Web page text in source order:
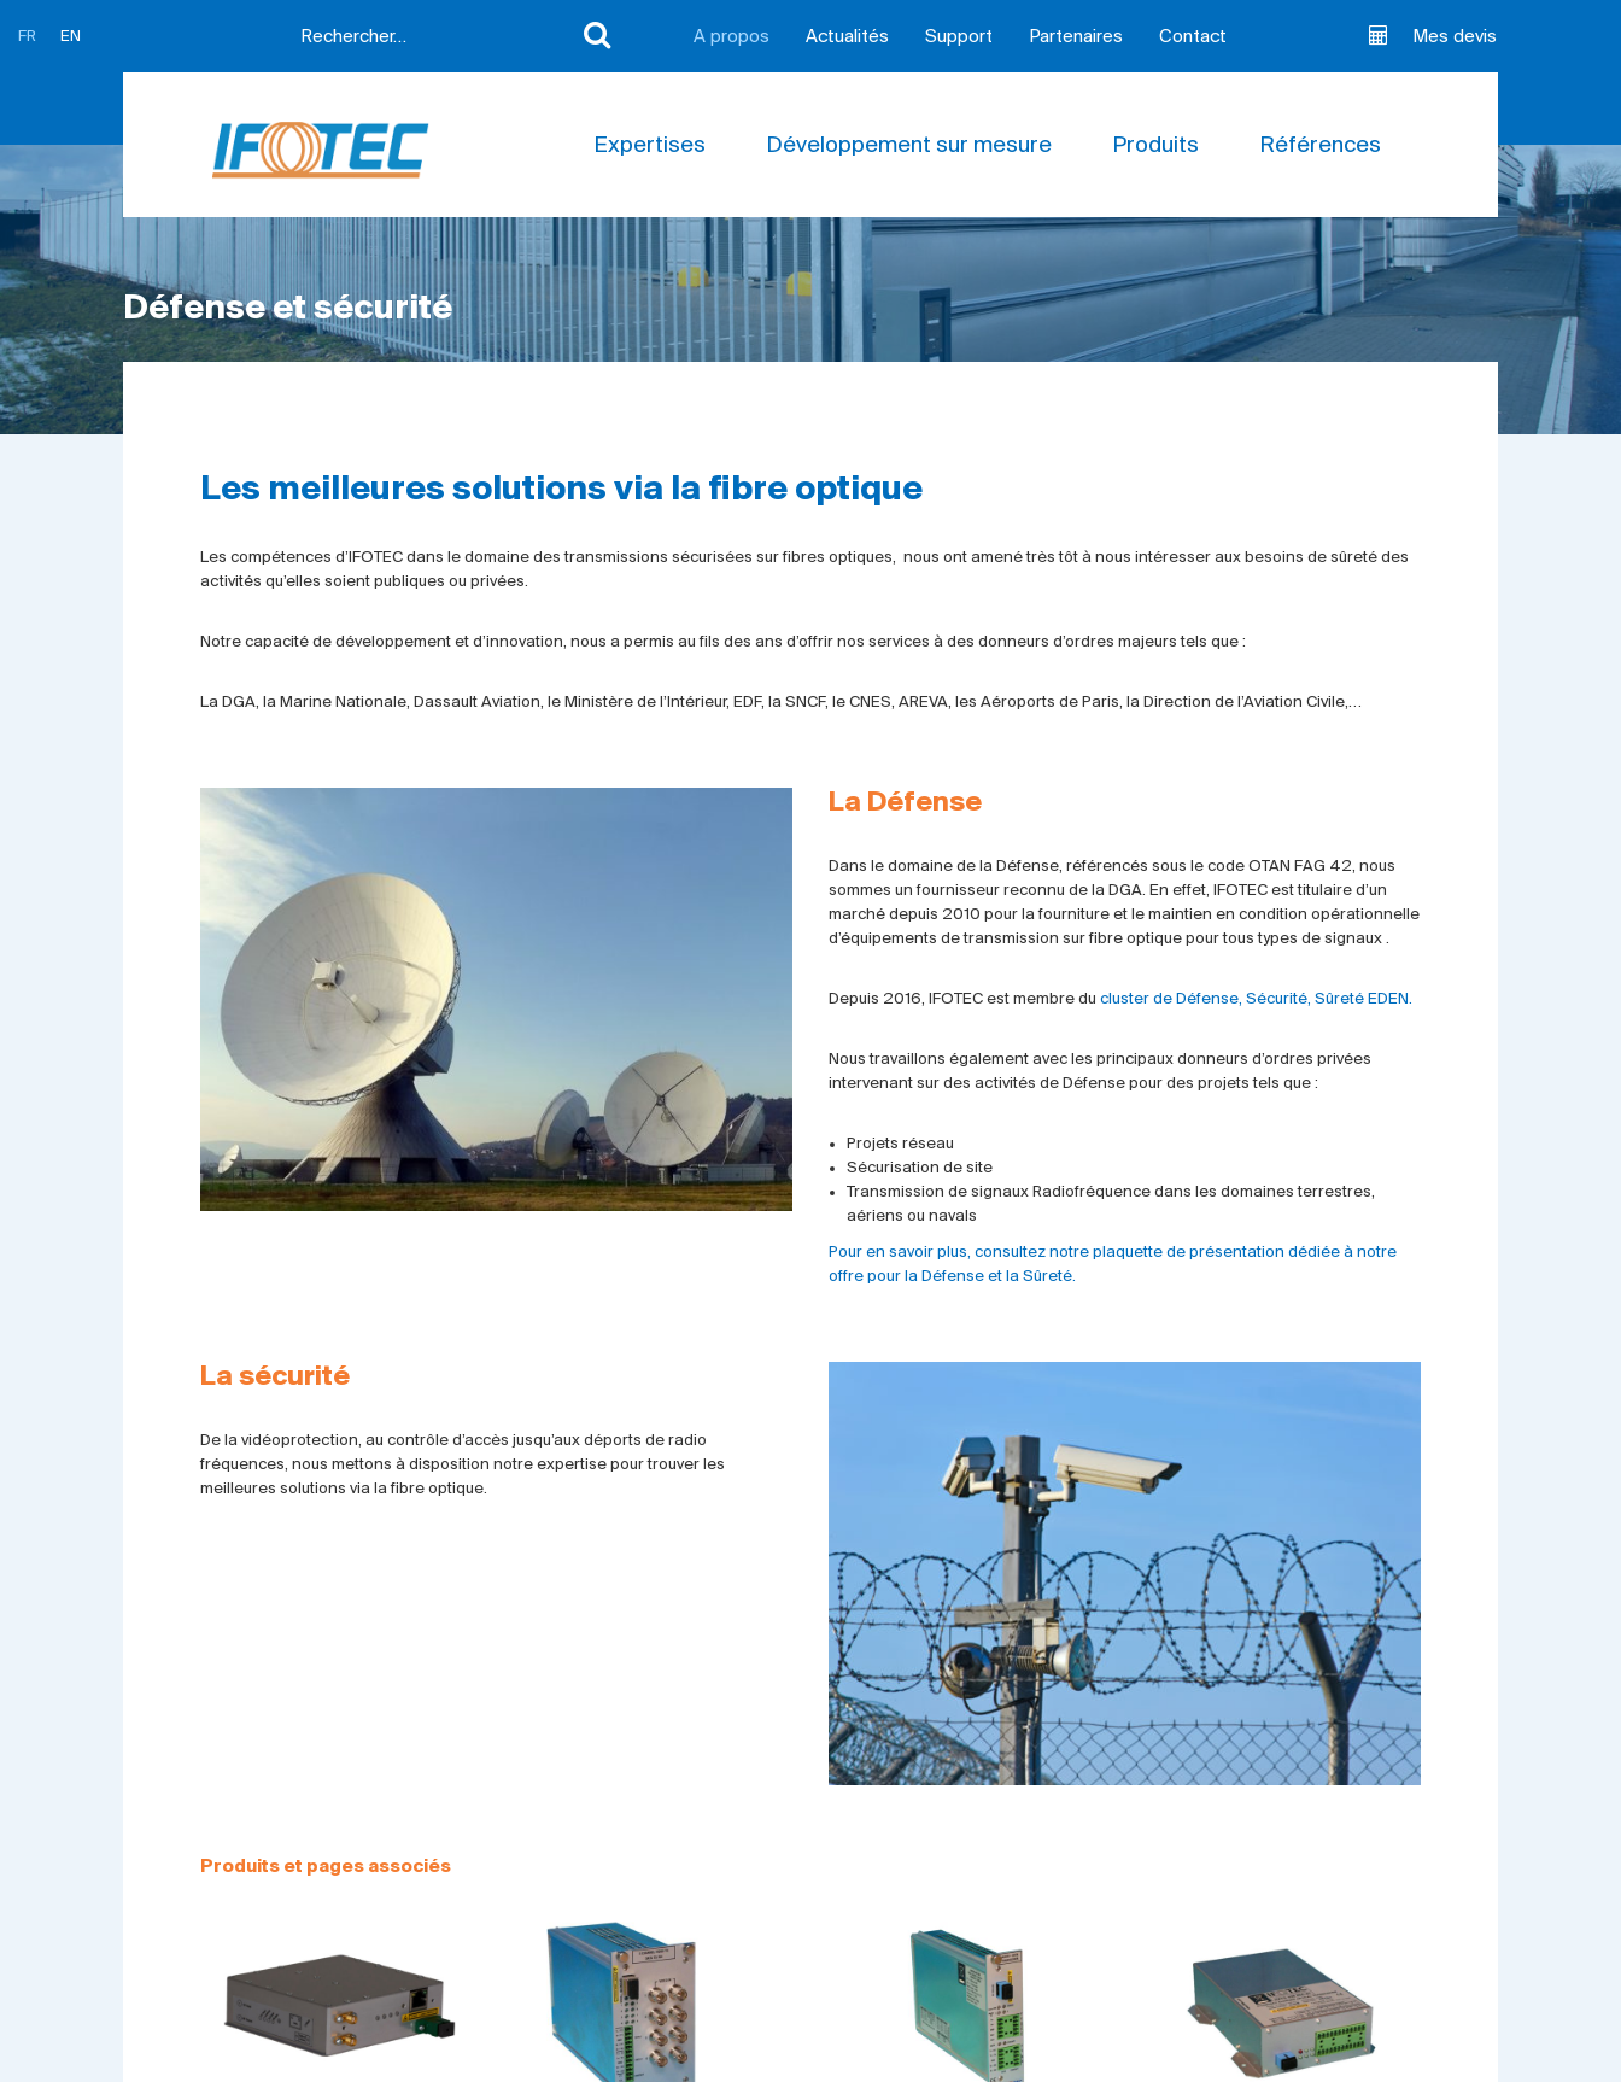
FR EN A propos Actualités Support Partenaires Contact Mes devis
Expertises Développement sur mesure Produits Références
Défense et sécurité
Les meilleures solutions via la fibre optique
Les compétences d’IFOTEC dans le domaine des transmissions sécurisées sur fibres optiques, nous ont amené très tôt à nous intéresser aux besoins de sûreté des
activités qu’elles soient publiques ou privées.
Notre capacité de développement et d’innovation, nous a permis au fils des ans d’offrir nos services à des donneurs d’ordres majeurs tels que :
La DGA, la Marine Nationale, Dassault Aviation, le Ministère de l’Intérieur, EDF, la SNCF, le CNES, AREVA, les Aéroports de Paris, la Direction de l’Aviation Civile,…
La Défense
Dans le domaine de la Défense, référencés sous le code OTAN FAG 42, nous
sommes un fournisseur reconnu de la DGA. En effet, IFOTEC est titulaire d’un
marché depuis 2010 pour la fourniture et le maintien en condition opérationnelle
d’équipements de transmission sur fibre optique pour tous types de signaux .
Depuis 2016, IFOTEC est membre du cluster de Défense, Sécurité, Sûreté EDEN.
Nous travaillons également avec les principaux donneurs d’ordres privées
intervenant sur des activités de Défense pour des projets tels que :
Projets réseau
Sécurisation de site
Transmission de signaux Radiofréquence dans les domaines terrestres,
aériens ou navals
Pour en savoir plus, consultez notre plaquette de présentation dédiée à notre
offre pour la Défense et la Sûreté.
La sécurité
De la vidéoprotection, au contrôle d’accès jusqu’aux déports de radio
fréquences, nous mettons à disposition notre expertise pour trouver les
meilleures solutions via la fibre optique.
Produits et pages associés